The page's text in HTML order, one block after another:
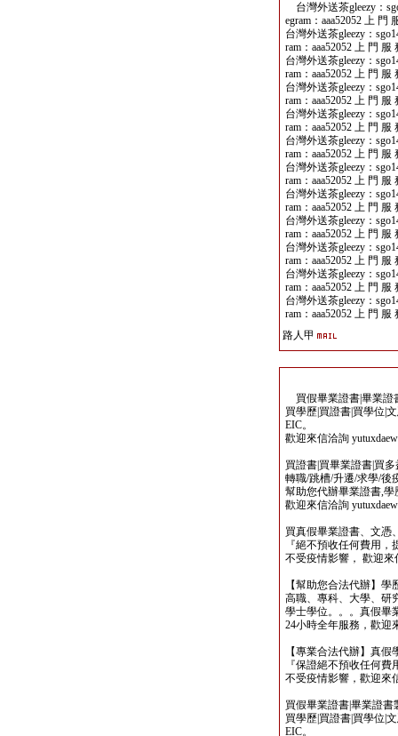
台灣外送茶gleezy：
egram：aaa52052 上 門
台灣外送茶gleezy：
ram：aaa52052 上 門
台灣外送茶gleezy：
ram：aaa52052 上 門
台灣外送茶gleezy：
ram：aaa52052 上 門
台灣外送茶gleezy：
ram：aaa52052 上 門
台灣外送茶gleezy：
ram：aaa52052 上 門
台灣外送茶gleezy：
ram：aaa52052 上 門
台灣外送茶gleezy：
ram：aaa52052 上 門
台灣外送茶gleezy：
ram：aaa52052 上 門
台灣外送茶gleezy：
ram：aaa52052 上 門
台灣外送茶gleezy：
ram：aaa52052 上 門
台灣外送茶gleezy：
ram：aaa52052 上 門
路人甲
買假畢業證書|畢業證
買學歷|買證書|買學位|
EIC。
歡迎來信洽詢
買證書|買畢業證書|買多
轉職/跳槽/升遷/求學/後
幫助您代辦畢業證書,學
歡迎來信洽詢
買真假畢業證書、文憑
『絕不預收任何費用
不受疫情影響， 歡迎來
【幫助您合法代辦】
高職、專科、大學、研
學士學位。。。真假畢
24小時全年服務，歡迎
【專業合法代辦】真
『保證絕不預收任何
不受疫情影響，歡迎來
買假畢業證書|畢業證書
買學歷|買證書|買學位|
EIC。